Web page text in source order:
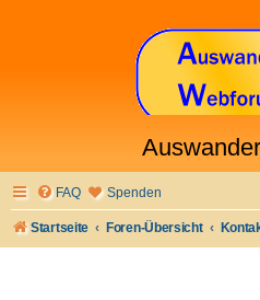
FAQ Spenden
Startseite Foren-Übersicht